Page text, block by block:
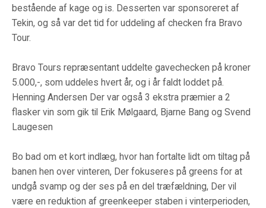
bestående af kage og is. Desserten var sponsoreret af
Tekin, og så var det tid for uddeling af checken fra Bravo
Tour.
Bravo Tours repræsentant uddelte gavechecken på kroner
5.000,-, som uddeles hvert år, og i år faldt loddet på.
Henning Andersen Der var også 3 ekstra præmier a 2
flasker vin som gik til Erik Mølgaard, Bjarne Bang og Svend
Laugesen
Bo bad om et kort indlæg, hvor han fortalte lidt om tiltag på
banen hen over vinteren, Der fokuseres på greens for at
undgå svamp og der ses på en del træfældning, Der vil
være en reduktion af greenkeeper staben i vinterperioden,